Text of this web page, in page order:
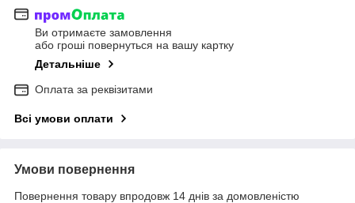
Ви отримаєте замовлення
або гроші повернуться на вашу картку
Детальніше
Оплата за реквізитами
Всі умови оплати
Умови повернення
Повернення товару впродовж 14 днів за домовленістю